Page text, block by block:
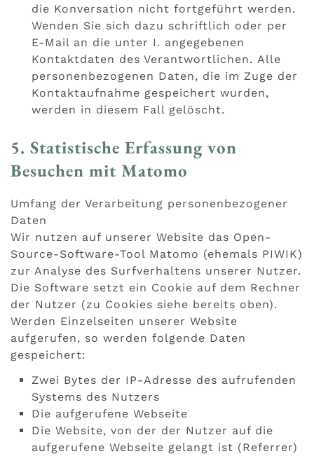
die Konversation nicht fortgeführt werden.
Wenden Sie sich dazu schriftlich oder per
E-Mail an die unter I. angegebenen
Kontaktdaten des Verantwortlichen. Alle
personenbezogenen Daten, die im Zuge der
Kontaktaufnahme gespeichert wurden,
werden in diesem Fall gelöscht.
5. Statistische Erfassung von
Besuchen mit Matomo
Umfang der Verarbeitung personenbezogener
Daten
Wir nutzen auf unserer Website das Open-
Source-Software-Tool Matomo (ehemals PIWIK)
zur Analyse des Surfverhaltens unserer Nutzer.
Die Software setzt ein Cookie auf dem Rechner
der Nutzer (zu Cookies siehe bereits oben).
Werden Einzelseiten unserer Website
aufgerufen, so werden folgende Daten
gespeichert:
Zwei Bytes der IP-Adresse des aufrufenden
Systems des Nutzers
Die aufgerufene Webseite
Die Website, von der der Nutzer auf die
aufgerufene Webseite gelangt ist (Referrer)